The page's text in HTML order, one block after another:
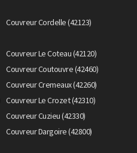
Couvreur Cordelle (42123)
Couvreur Le Coteau (42120)
Couvreur Coutouvre (42460)
Couvreur Cremeaux (42260)
Couvreur Le Crozet (42310)
Couvreur Cuzieu (42330)
Couvreur Dargoire (42800)